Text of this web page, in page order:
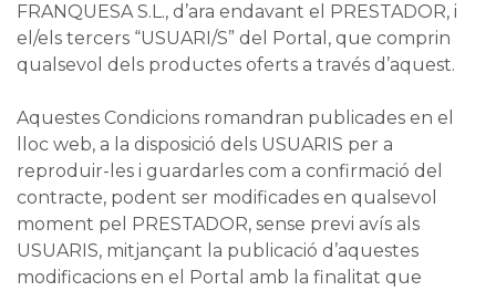
FRANQUESA S.L., d’ara endavant el PRESTADOR, i
el/els tercers “USUARI/S” del Portal, que comprin
qualsevol dels productes oferts a través d’aquest.
Aquestes Condicions romandran publicades en el
lloc web, a la disposició dels USUARIS per a
reproduir-les i guardarles com a confirmació del
contracte, podent ser modificades en qualsevol
moment pel PRESTADOR, sense previ avís als
USUARIS, mitjançant la publicació d’aquestes
modificacions en el Portal amb la finalitat que